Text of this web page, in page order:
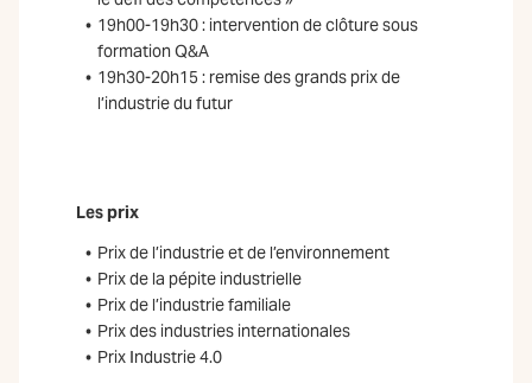
19h00-19h30 : intervention de clôture sous
formation Q&A
19h30-20h15 : remise des grands prix de
l’industrie du futur
Les prix
Prix de l’industrie et de l’environnement
Prix de la pépite industrielle
Prix de l’industrie familiale
Prix des industries internationales
Prix Industrie 4.0